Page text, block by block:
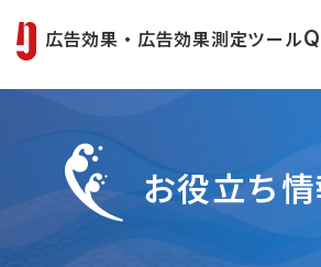
広告効果・広告効果測定ツールQ
お役立ち